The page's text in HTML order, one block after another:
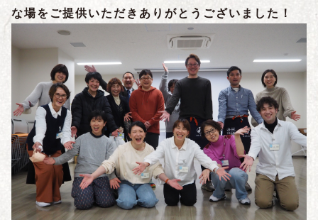
な場をご提供いただきありがとうございました！